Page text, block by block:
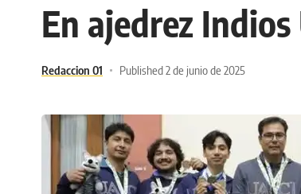
En ajedrez
Redaccion 01 Published 2 de junio de 2025